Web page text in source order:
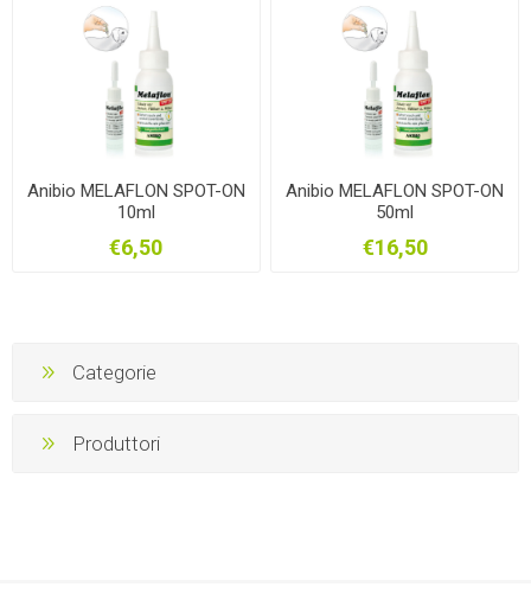
Anibio MELAFLON SPOT-ON
10ml
€6,50
Anibio MELAFLON SPOT-ON
50ml
€16,50
Categorie
Produttori